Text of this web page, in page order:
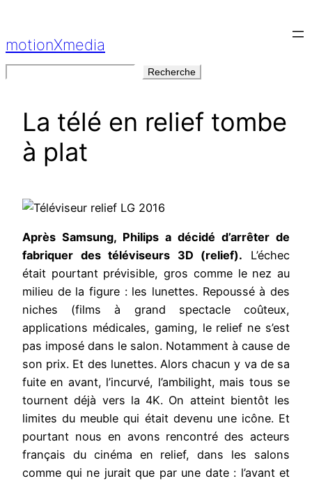
contenu
motionXmedia
Recherche
La télé en relief tombe
à plat
Après Samsung, Philips a décidé d’arrêter de
fabriquer des téléviseurs 3D (relief). L’échec
était pourtant prévisible, gros comme le nez au
milieu de la figure : les lunettes. Repoussé à des
niches (films à grand spectacle coûteux,
applications médicales, gaming, le relief ne s’est
pas imposé dans le salon. Notamment à cause de
son prix. Et des lunettes. Alors chacun y va de sa
fuite en avant, l’incurvé, l’ambilight, mais tous se
tournent déjà vers la 4K. On atteint bientôt les
limites du meuble qui était devenu une icône. Et
pourtant nous en avons rencontré des acteurs
français du cinéma en relief, dans les salons
comme qui ne jurait que par une date : l’avant et